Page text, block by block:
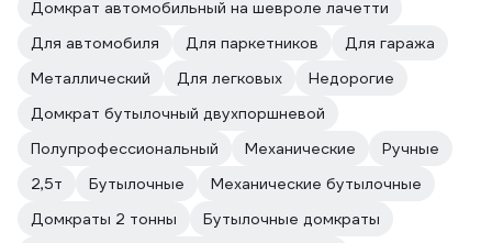
Домкрат автомобильный на шевроле лачетти
Для автомобиля
Для паркетников
Для гаража
Металлический
Для легковых
Недорогие
Домкрат бутылочный двухпоршневой
Полупрофессиональный
Механические
Ручные
2,5т
Бутылочные
Механические бутылочные
Домкраты 2 тонны
Бутылочные домкраты